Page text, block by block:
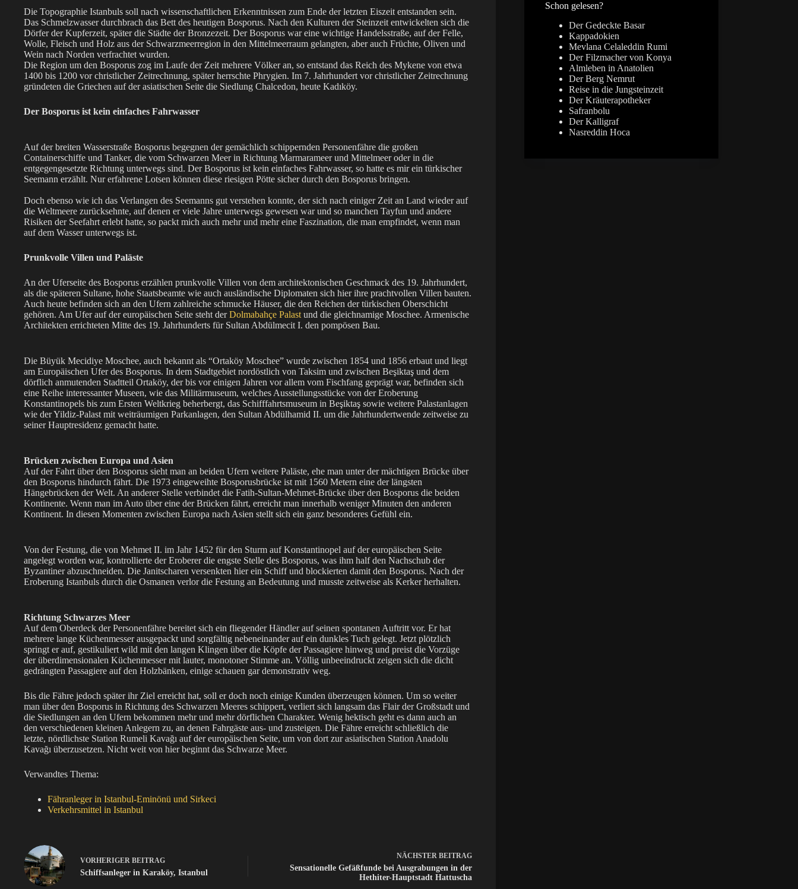
Die Topographie Istanbuls soll nach wissenschaftlichen Erkenntnissen zum Ende der letzten Eiszeit entstanden sein.
Das Schmelzwasser durchbrach das Bett des heutigen Bosporus. Nach den Kulturen der Steinzeit entwickelten sich die
Dörfer der Kupferzeit, später die Städte der Bronzezeit. Der Bosporus war eine wichtige Handelsstraße, auf der Felle,
Wolle, Fleisch und Holz aus der Schwarzmeerregion in den Mittelmeerraum gelangten, aber auch Früchte, Oliven und
Wein nach Norden verfrachtet wurden.
Die Region um den Bosporus zog im Laufe der Zeit mehrere Völker an, so entstand das Reich des Mykene von etwa
1400 bis 1200 vor christlicher Zeitrechnung, später herrschte Phrygien. Im 7. Jahrhundert vor christlicher Zeitrechnung
gründeten die Griechen auf der asiatischen Seite die Siedlung Chalcedon, heute Kadıköy.
Der Bosporus ist kein einfaches Fahrwasser
Auf der breiten Wasserstraße Bosporus begegnen der gemächlich schippernden Personenfähre die großen
Containerschiffe und Tanker, die vom Schwarzen Meer in Richtung Marmarameer und Mittelmeer oder in die
entgegengesetzte Richtung unterwegs sind. Der Bosporus ist kein einfaches Fahrwasser, so hatte es mir ein türkischer
Seemann erzählt. Nur erfahrene Lotsen können diese riesigen Pötte sicher durch den Bosporus bringen.
Doch ebenso wie ich das Verlangen des Seemanns gut verstehen konnte, der sich nach einiger Zeit an Land wieder auf
die Weltmeere zurücksehnte, auf denen er viele Jahre unterwegs gewesen war und so manchen Tayfun und andere
Risiken der Seefahrt erlebt hatte, so packt mich auch mehr und mehr eine Faszination, die man empfindet, wenn man
auf dem Wasser unterwegs ist.
Prunkvolle Villen und Paläste
An der Uferseite des Bosporus erzählen prunkvolle Villen von dem architektonischen Geschmack des 19. Jahrhundert,
als die späteren Sultane, hohe Staatsbeamte wie auch ausländische Diplomaten sich hier ihre prachtvollen Villen bauten.
Auch heute befinden sich an den Ufern zahlreiche schmucke Häuser, die den Reichen der türkischen Oberschicht
gehören. Am Ufer auf der europäischen Seite steht derDolmabahçe Palast und die gleichnamige Moschee. Armenische
Architekten errichteten Mitte des 19. Jahrhunderts für Sultan Abdülmecit I. den pompösen Bau.
Die Büyük Mecidiye Moschee, auch bekannt als “Ortaköy Moschee” wurde zwischen 1854 und 1856 erbaut und liegt
am Europäischen Ufer des Bosporus. In dem Stadtgebiet nordöstlich von Taksim und zwischen Beşiktaş und dem
dörflich anmutenden Stadtteil Ortaköy, der bis vor einigen Jahren vor allem vom Fischfang geprägt war, befinden sich
eine Reihe interessanter Museen, wie das Militärmuseum, welches Ausstellungsstücke von der Eroberung
Konstantinopels bis zum Ersten Weltkrieg beherbergt, das Schifffahrtsmuseum in Beşiktaş sowie weitere Palastanlagen
wie der Yildiz-Palast mit weiträumigen Parkanlagen, den Sultan Abdülhamid II. um die Jahrhundertwende zeitweise zu
seiner Hauptresidenz gemacht hatte.
Brücken zwischen Europa und Asien
Auf der Fahrt über den Bosporus sieht man an beiden Ufern weitere Paläste, ehe man unter der mächtigen Brücke über
den Bosporus hindurch fährt. Die 1973 eingeweihte Bosporusbrücke ist mit 1560 Metern eine der längsten
Hängebrücken der Welt. An anderer Stelle verbindet die Fatih-Sultan-Mehmet-Brücke über den Bosporus die beiden
Kontinente. Wenn man im Auto über eine der Brücken fährt, erreicht man innerhalb weniger Minuten den anderen
Kontinent. In diesen Momenten zwischen Europa nach Asien stellt sich ein ganz besonderes Gefühl ein.
Von der Festung, die von Mehmet II. im Jahr 1452 für den Sturm auf Konstantinopel auf der europäischen Seite
angelegt worden war, kontrollierte der Eroberer die engste Stelle des Bosporus, was ihm half den Nachschub der
Byzantiner abzuschneiden. Die Janitscharen versenkten hier ein Schiff und blockierten damit den Bosporus. Nach der
Eroberung Istanbuls durch die Osmanen verlor die Festung an Bedeutung und musste zeitweise als Kerker herhalten.
Richtung Schwarzes Meer
Auf dem Oberdeck der Personenfähre bereitet sich ein fliegender Händler auf seinen spontanen Auftritt vor. Er hat
mehrere lange Küchenmesser ausgepackt und sorgfältig nebeneinander auf ein dunkles Tuch gelegt. Jetzt plötzlich
springt er auf, gestikuliert wild mit den langen Klingen über die Köpfe der Passagiere hinweg und preist die Vorzüge
der überdimensionalen Küchenmesser mit lauter, monotoner Stimme an. Völlig unbeeindruckt zeigen sich die dicht
gedrängten Passagiere auf den Holzbänken, einige schauen gar demonstrativ weg.
Bis die Fähre jedoch später ihr Ziel erreicht hat, soll er doch noch einige Kunden überzeugen können. Um so weiter
man über den Bosporus in Richtung des Schwarzen Meeres schippert, verliert sich langsam das Flair der Großstadt und
die Siedlungen an den Ufern bekommen mehr und mehr dörflichen Charakter. Wenig hektisch geht es dann auch an
den verschiedenen kleinen Anlegern zu, an denen Fahrgäste aus- und zusteigen. Die Fähre erreicht schließlich die
letzte, nördlichste Station Rumeli Kavağı auf der europäischen Seite, um von dort zur asiatischen Station Anadolu
Kavağı überzusetzen. Nicht weit von hier beginnt das Schwarze Meer.
Verwandtes Thema:
Fähranleger in Istanbul-Eminönü und Sirkeci
Verkehrsmittel in Istanbul
VORHERIGER BEITRAG
Schiffsanleger in Karaköy, Istanbul
NÄCHSTER BEITRAG
Sensationelle Gefäßfunde bei Ausgrabungen in der
Hethiter-Hauptstadt Hattuscha
Schon gelesen?
Der Gedeckte Basar
Kappadokien
Mevlana Celaleddin Rumi
Der Filzmacher von Konya
Almleben in Anatolien
Der Berg Nemrut
Reise in die Jungsteinzeit
Der Kräuterapotheker
Safranbolu
Der Kalligraf
Nasreddin Hoca